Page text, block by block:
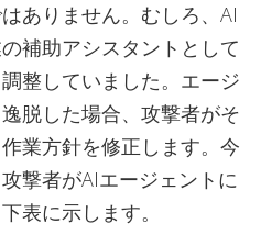
ありません。むしろ、AI
補助アシスタントとして
整していました。エージ
脱した場合、攻撃者がそ
業方針を修正します。今
撃者がAIエージェントに
表に示します。